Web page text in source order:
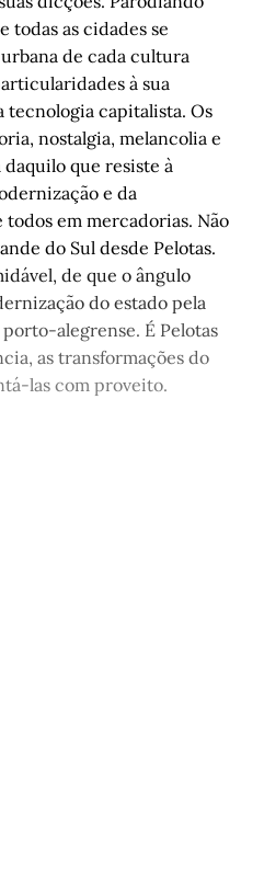
todas as cidades se
de cada cultura
à sua
tecnologia capitalista. Os
nostalgia, melancolia e
que resiste à
e da
em mercadorias. Não
do Sul desde Pelotas.
de que o ângulo
do estado pela
alegrense. É Pelotas
as transformações do
las com proveito.